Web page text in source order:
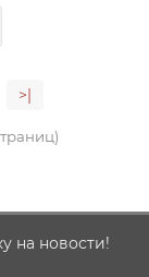
>|
на новости!